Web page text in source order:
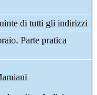
di tutti gli indirizzi
Parte pratica